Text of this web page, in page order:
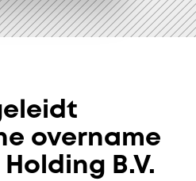
overname
B.V.